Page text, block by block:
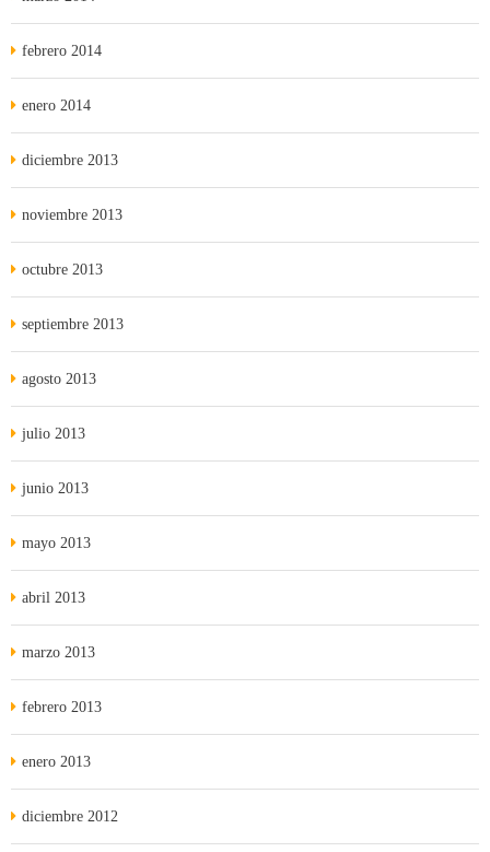
febrero 2014
enero 2014
diciembre 2013
noviembre 2013
octubre 2013
septiembre 2013
agosto 2013
julio 2013
junio 2013
mayo 2013
abril 2013
marzo 2013
febrero 2013
enero 2013
diciembre 2012